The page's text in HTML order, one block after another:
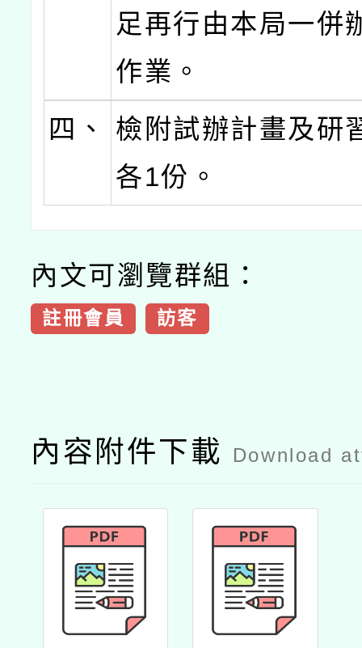
足再行由本局一併
作業。
四、
檢附試辦計畫及研
各1份。
內文可瀏覽群組：
註冊會員 訪客
內容附件下載 Download